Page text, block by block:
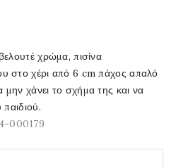
χρώμα, πισίνα
στο χέρι από 6 cm πάχος απαλό
μην χάνει το σχήμα της και να
000179